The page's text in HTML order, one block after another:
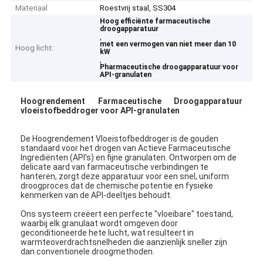
Materiaal
Roestvrij staal, SS304
Hoog licht:
Hoog efficiënte farmaceutische
droogapparatuur
,
met een vermogen van niet meer dan 10
kW
,
Pharmaceutische droogapparatuur voor
API-granulaten
Hoogrendement Farmaceutische Droogapparatuur
vloeistofbeddroger voor API-granulaten
De Hoogrendement Vloeistofbeddroger is de gouden
standaard voor het drogen van Actieve Farmaceutische
Ingrediënten (API's) en fijne granulaten. Ontworpen om de
delicate aard van farmaceutische verbindingen te
hanteren, zorgt deze apparatuur voor een snel, uniform
droogproces dat de chemische potentie en fysieke
kenmerken van de API-deeltjes behoudt.
Ons systeem creëert een perfecte "vloeibare" toestand,
waarbij elk granulaat wordt omgeven door
geconditioneerde hete lucht, wat resulteert in
warmteoverdrachtsnelheden die aanzienlijk sneller zijn
dan conventionele droogmethoden.